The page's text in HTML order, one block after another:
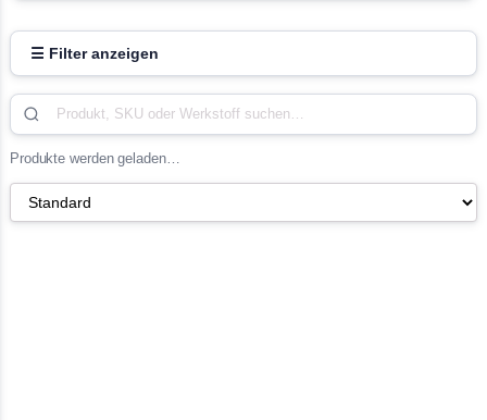
☰ Filter anzeigen
Produkte werden geladen…